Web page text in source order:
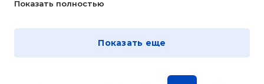
Показать полностью
Показать еще